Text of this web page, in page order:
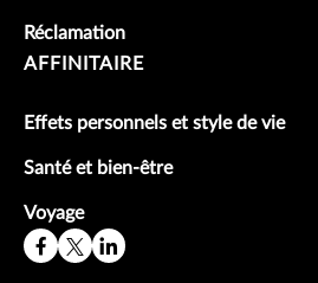
Réclamation
AFFINITAIRE
Effets personnels et style de vie
Santé et bien-être
Voyage